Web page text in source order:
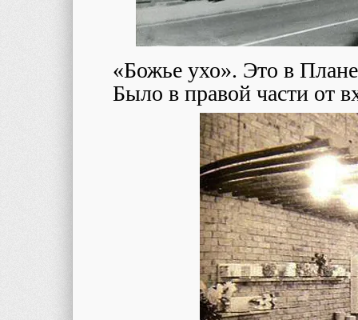
«Божье ухо». Это в
Было в правой части от